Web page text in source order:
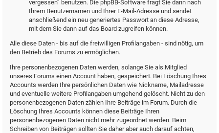
vergessen“ benutzen. Die phpBB-Software fragt Sie dann nach
Ihrem Benutzernamen und Ihrer E-Mail-Adresse und sendet
anschließend ein neu generiertes Passwort an diese Adresse,
mit dem Sie dann auf das Board zugreifen können.
Alle diese Daten - bis auf die freiwilligen Profilangaben - sind nötig, um
den Betrieb des Forums zu ermöglichen.
Ihre personenbezogenen Daten werden, solange Sie als Mitglied
unseres Forums einen Account haben, gespeichert. Bei Löschung Ihres
Accounts werden Ihre persönlichen Daten wie Nickname, Mailadresse
und eventuelle weitere Profilangaben umgehend gelöscht. Nicht zu den
personenbezogenen Daten zählen Ihre Beiträge im Forum. Durch die
Löschung Ihres Accounts können diese Beiträge Ihren
personenbezogenen Daten nicht mehr zugeordnet werden. Beim
Schreiben von Beiträgen sollten Sie daher aber auch darauf achten,